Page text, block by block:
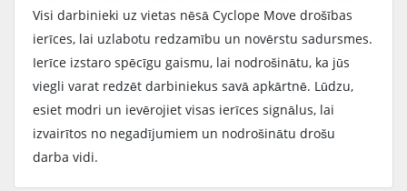
Visi darbinieki uz vietas nēsā Cyclope Move drošības
ierīces, lai uzlabotu redzamību un novērstu sadursmes.
Ierīce izstaro spēcīgu gaismu, lai nodrošinātu, ka jūs
viegli varat redzēt darbiniekus savā apkārtnē. Lūdzu,
esiet modri un ievērojiet visas ierīces signālus, lai
izvairītos no negadījumiem un nodrošinātu drošu
darba vidi.